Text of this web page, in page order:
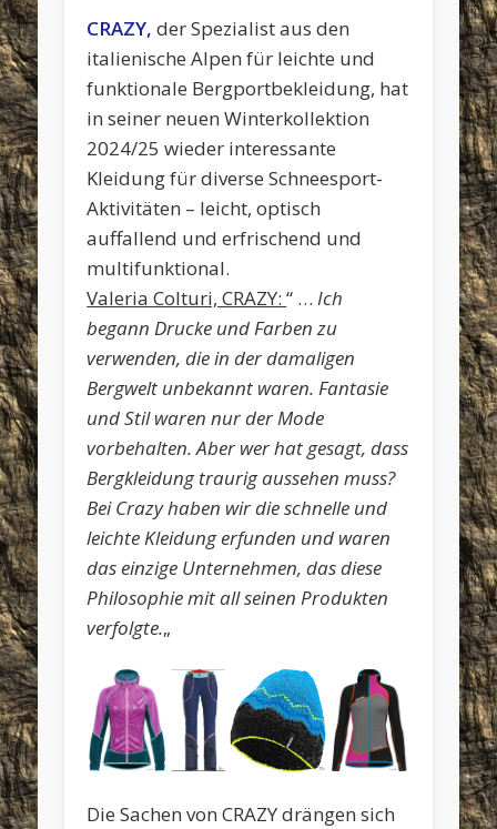
CRAZY, der Spezialist aus den
italienische Alpen für leichte und
funktionale Bergportbekleidung, hat
in seiner neuen Winterkollektion
2024/25 wieder interessante
Kleidung für diverse Schneesport-
Aktivitäten – leicht, optisch
auffallend und erfrischend und
multifunktional.
Valeria Colturi, CRAZY:“ …Ich
begann Drucke und Farben zu
verwenden, die in der damaligen
Bergwelt unbekannt waren. Fantasie
und Stil waren nur der Mode
vorbehalten. Aber wer hat gesagt, dass
Bergkleidung traurig aussehen muss?
Bei Crazy haben wir die schnelle und
leichte Kleidung erfunden und waren
das einzige Unternehmen, das diese
Philosophie mit all seinen Produkten
verfolgte.„
Die Sachen von CRAZY drängen sich